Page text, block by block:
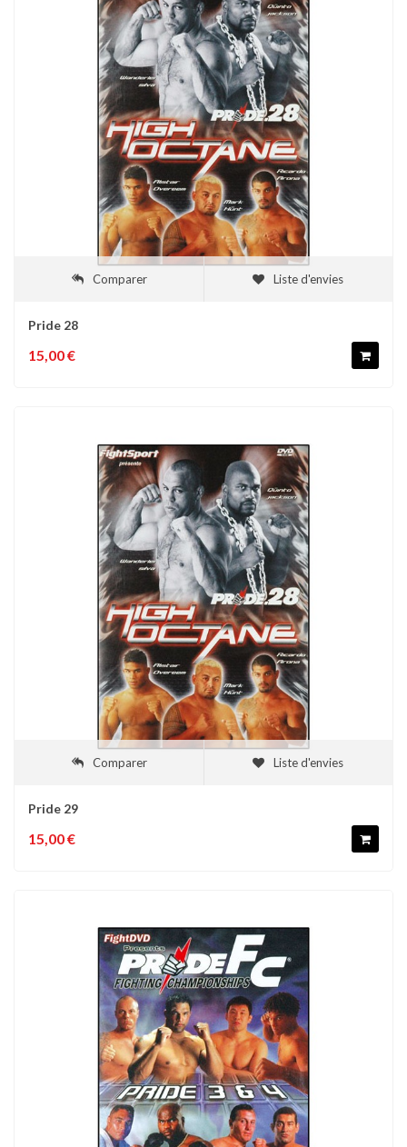
Comparer Liste d'envies
Pride 28
15,00 €
Comparer Liste d'envies
Pride 29
15,00 €